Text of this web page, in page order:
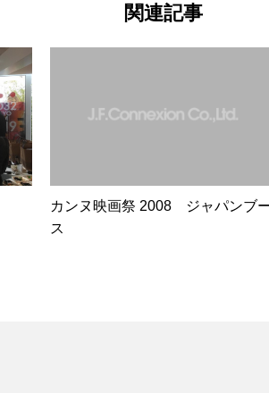
関連記事
カンヌ映画祭 2008 ジャパンブ
ス